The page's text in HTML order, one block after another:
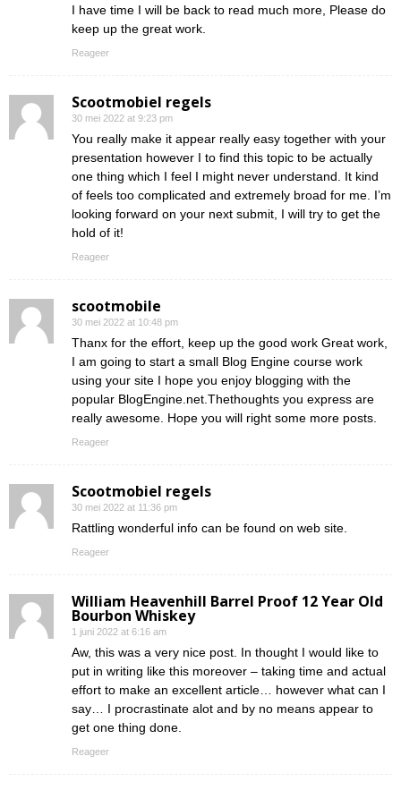
I have time I will be back to read much more, Please do
keep up the great work.
Reageer
Scootmobiel regels
30 mei 2022 at 9:23 pm
You really make it appear really easy together with your
presentation however I to find this topic to be actually
one thing which I feel I might never understand. It kind
of feels too complicated and extremely broad for me. I’m
looking forward on your next submit, I will try to get the
hold of it!
Reageer
scootmobile
30 mei 2022 at 10:48 pm
Thanx for the effort, keep up the good work Great work,
I am going to start a small Blog Engine course work
using your site I hope you enjoy blogging with the
popular BlogEngine.net.Thethoughts you express are
really awesome. Hope you will right some more posts.
Reageer
Scootmobiel regels
30 mei 2022 at 11:36 pm
Rattling wonderful info can be found on web site.
Reageer
William Heavenhill Barrel Proof 12 Year Old
Bourbon Whiskey
1 juni 2022 at 6:16 am
Aw, this was a very nice post. In thought I would like to
put in writing like this moreover – taking time and actual
effort to make an excellent article… however what can I
say… I procrastinate alot and by no means appear to
get one thing done.
Reageer